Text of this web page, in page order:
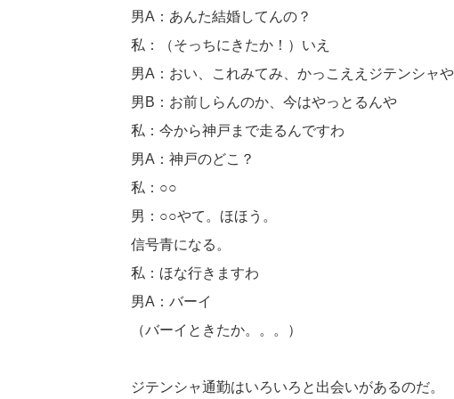
男A：あんた結婚してんの？
私：（そっちにきたか！）いえ
男A：おい、これみてみ、かっこええジテンシャや
男B：お前しらんのか、今はやっとるんや
私：今から神戸まで走るんですわ
男A：神戸のどこ？
私：○○
男：○○やて。ほほう。
信号青になる。
私：ほな行きますわ
男A：バーイ
（バーイときたか。。。）
ジテンシャ通勤はいろいろと出会いがあるのだ。